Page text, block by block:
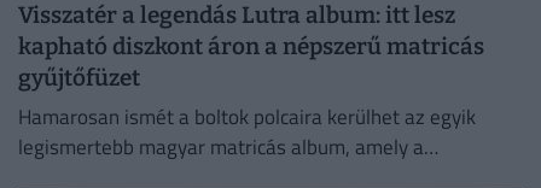
Visszatér a legendás Lutra album: itt lesz
kapható diszkont áron a népszerű matricás
gyűjtőfüzet
Hamarosan ismét a boltok polcaira kerülhet az egyik
legismertebb magyar matricás album, amely a